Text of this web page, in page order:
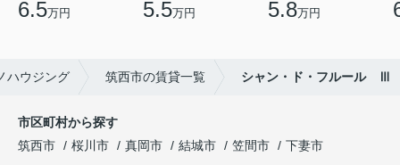
6.5万円 5.5万円 5.8万円
ハウジング 筑西市の賃貸一覧 シャン・ド・フルール Ⅲ
市区町村から探す
筑西市
桜川市 真岡市 結城市 笠間市
下妻市